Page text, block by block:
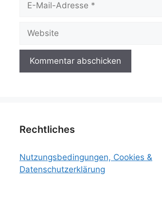
Website
Rechtliches
Nutzungsbedingungen, Cookies &
Datenschutzerklärung